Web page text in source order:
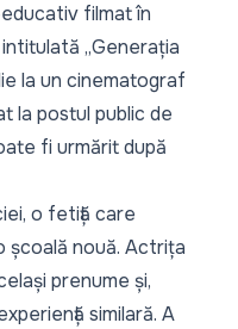
filmat în
„Generația
la un cinematograf
la postul public de
fi urmărit după
o fetiță care
nouă. Actrița
prenume și,
similară. A